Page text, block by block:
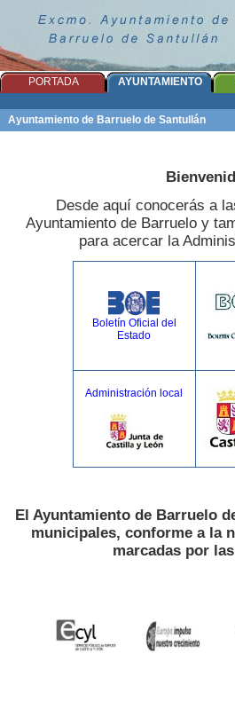
PORTADA AYUNTAMIENTO
Ayuntamiento de Barruelo de Santullán
Desde aquí conocerás a
Ayuntamiento de Barruelo y
para acercar la
Boletín Oficial del
Estado
Administración local
El Ayuntamiento de Barruelo
municipales, conforme a la
marcadas por